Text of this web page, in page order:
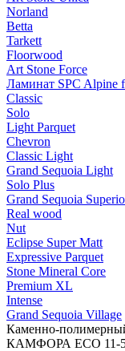
Norland
Betta
Tarkett
Floorwood
Art Stone Force
Ламинат SPC
Classic
Solo
Light Parquet
Chevron
Classic Light
Grand Sequoia Light
Solo Plus
Grand Sequoia
Real wood
Nut
Eclipse Super Matt
Expressive Parquet
Stone Mineral Core
Premium XL
Intense
Grand Sequoia Village
Каменно-
КАМФОРА ECO 11-